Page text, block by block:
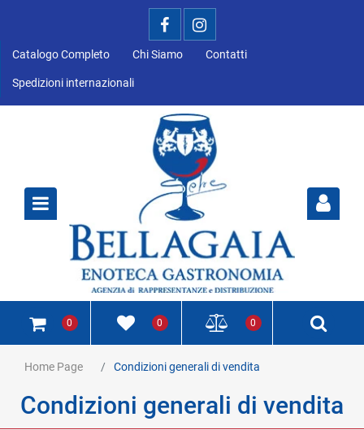
Catalogo Completo Chi Siamo Contatti
Spedizioni internazionali
0 0 0
Home Page Condizioni generali di vendita
Condizioni generali di vendita